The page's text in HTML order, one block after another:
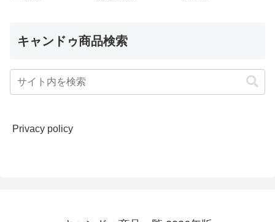
キャンドゥ商品検索
Privacy policy